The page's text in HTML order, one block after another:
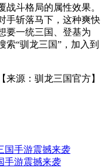
战斗格局的属性效果。
手斩落马下，这种爽快
要一统三国、登基为
索“驯龙三国”，加入到
【来源：驯龙三国官方】
手游震撼来袭